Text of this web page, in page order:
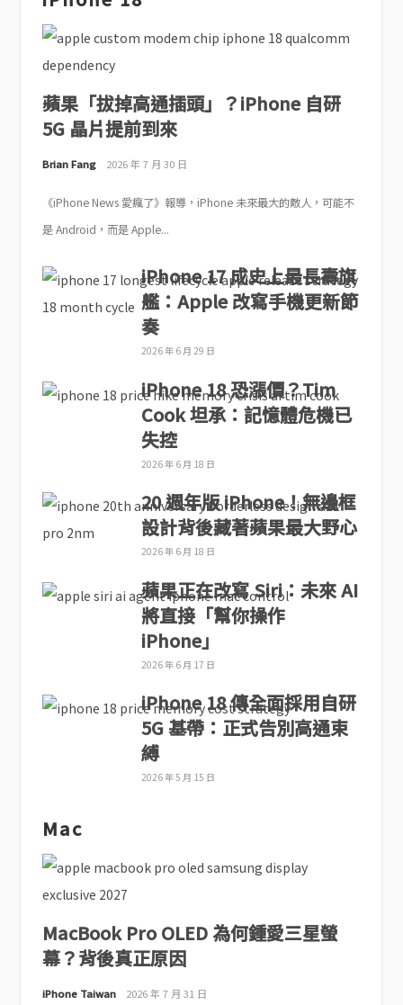
蘋果「拔掉高通插頭」？iPhone 自研
5G 晶片提前到來
Brian Fang 2026 年 7 月 30 日
《iPhone News 愛瘋了》報導，iPhone 未來最大的敵人，可能不
是 Android，而是 Apple...
iPhone 17 成史上最長壽旗
艦：Apple 改寫手機更新節
奏
2026 年 6 月 29 日
iPhone 18 恐漲價？Tim
Cook 坦承：記憶體危機已
失控
2026 年 6 月 18 日
20 週年版 iPhone！無邊框
設計背後藏著蘋果最大野心
2026 年 6 月 18 日
蘋果正在改寫 Siri：未來 AI
將直接「幫你操作
iPhone」
2026 年 6 月 17 日
iPhone 18 傳全面採用自研
5G 基帶：正式告別高通束
縛
2026 年 5 月 15 日
Mac
MacBook Pro OLED 為何鍾愛三星螢
幕？背後真正原因
iPhone Taiwan 2026 年 7 月 31 日